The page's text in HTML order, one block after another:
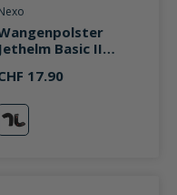
5 Sternen Bewertung
Jethelm Basic II
17.90
neutral